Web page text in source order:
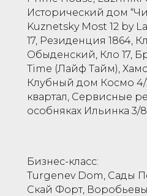
Исторический дом
Kuznetsky Most 12 by
17, Резиденция 1864,
Обыденский, Кло 17,
Time (Лайф Тайм),
Клубный дом Космо 4/
квартал, Сервисные
особняках Ильинка 3/
Бизнес-класс:
Turgenev Dom, Сады
Скай Форт,